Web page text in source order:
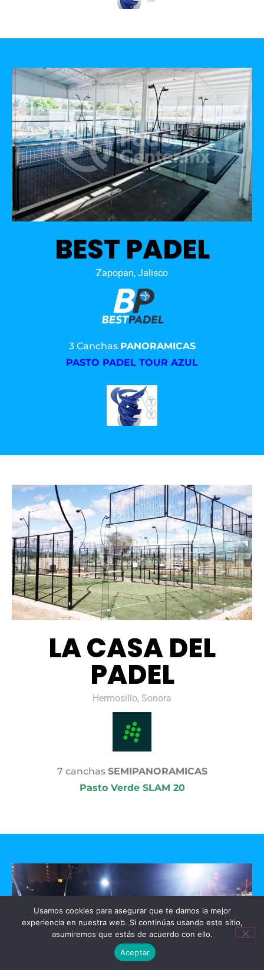
BEST PADEL
Zapopan, Jalisco
3 Canchas PANORAMICAS
PASTO PADEL TOUR AZUL
LA CASA DEL
PADEL
Hermosillo, Sonora
7 canchas SEMIPANORAMICAS
Pasto Verde SLAM 20
Usamos cookies para asegurar que te damos la mejor
experiencia en nuestra web. Si continúas usando este sitio,
asumiremos que estás de acuerdo con ello.
Aceptar